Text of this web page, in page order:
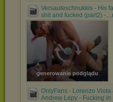
Versauteschnukkis - His
shit and fucked (part2) -
generowanie podglądu
OnlyFans - Lorenzo Viota
Andrew Lepy - Fucking in